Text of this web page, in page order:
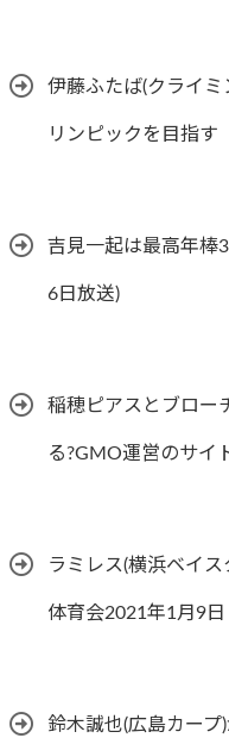
伊藤ふたば(クライ
リンピックを目指す
吉見一起は最高年棒
6日放送)
稲穂ピアスとブロー
る?GMO運営のサイ
ラミレス(横浜ベイ
体育会2021年1月9日
鈴木誠也(広島カー